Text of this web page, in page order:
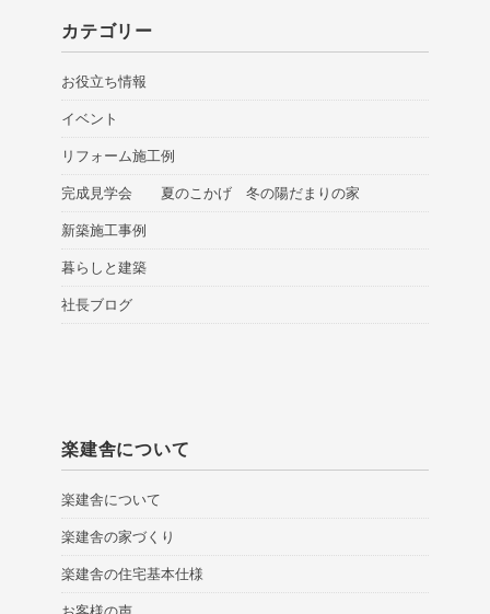
カテゴリー
お役立ち情報
イベント
リフォーム施工例
完成見学会 夏のこかげ 冬の陽だまりの家
新築施工事例
暮らしと建築
社長ブログ
楽建舎について
楽建舎について
楽建舎の家づくり
楽建舎の住宅基本仕様